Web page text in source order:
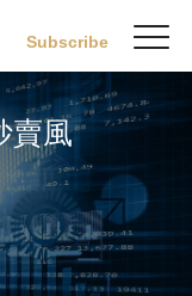
Subscribe
賣風